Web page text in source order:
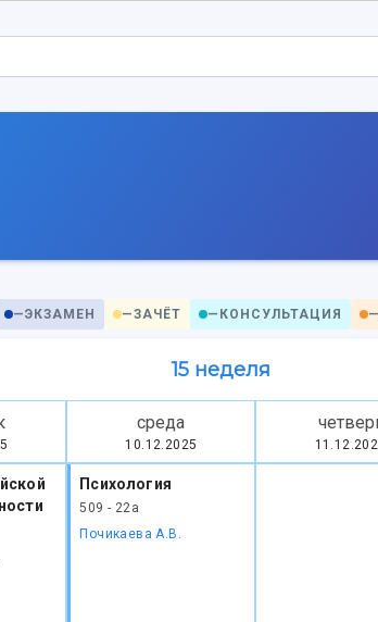
—ЭКЗАМЕН —ЗАЧЁТ — КОНСУЛЬТАЦИЯ —
15 неделя
среда
10.12.2025
Психология
509 - 22а
Почикаева А.В.